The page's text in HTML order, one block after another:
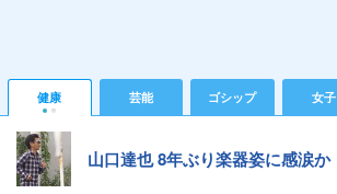
健康 芸能 ゴシップ 女子
山口達也 8年ぶり楽器姿に感涙か